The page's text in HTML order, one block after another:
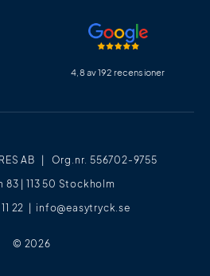
AB | Org.nr. 556702-9755
83 | 113 50 Stockholm
22 | info@easytryck.se
© 2026
4,8 av 192 recensioner